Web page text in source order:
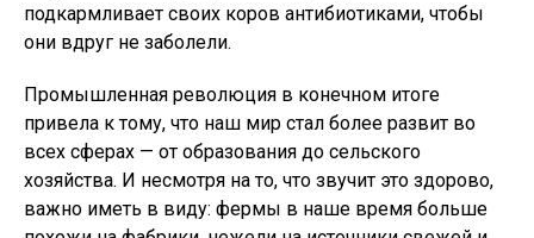
подкармливает своих коров антибиотиками, чтобы
они вдруг не заболели.
Промышленная революция в конечном итоге
привела к тому, что наш мир стал более развит во
всех сферах — от образования до сельского
хозяйства. И несмотря на то, что звучит это здорово,
важно иметь в виду: фермы в наше время больше